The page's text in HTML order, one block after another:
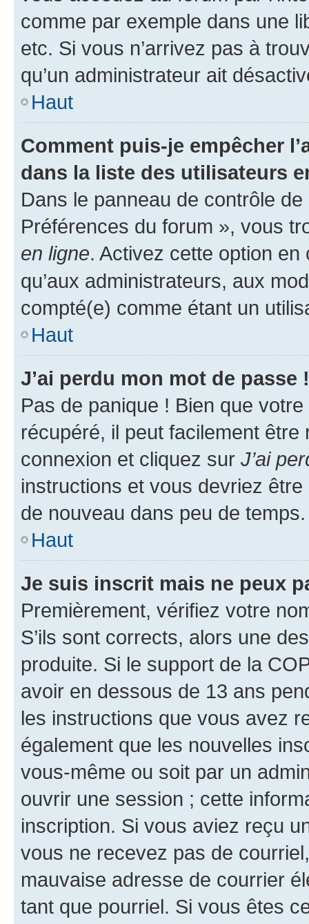
comme par exemple dans une
etc. Si vous n’arrivez pas à
qu’un administrateur ait
Haut
Comment puis-je empêcher
dans la liste des utilisateurs
Dans le panneau de contrôle
Préférences du forum », vous
en ligne. Activez cette option
qu’aux administrateurs, aux
compté(e) comme étant un
Haut
J’ai perdu mon mot de passe !
Pas de panique ! Bien que
récupéré, il peut facilement
connexion et cliquez sur J’ai
instructions et vous devriez
de nouveau dans peu de temps.
Haut
Je suis inscrit mais ne peux
Premièrement, vérifiez votre
S’ils sont corrects, alors une
produite. Si le support de la
avoir en dessous de 13 ans
les instructions que vous avez
également que les nouvelles
vous-même ou soit par un
ouvrir une session ; cette
inscription. Si vous aviez reçu
vous ne recevez pas de
mauvaise adresse de courrier
tant que pourriel. Si vous êtes